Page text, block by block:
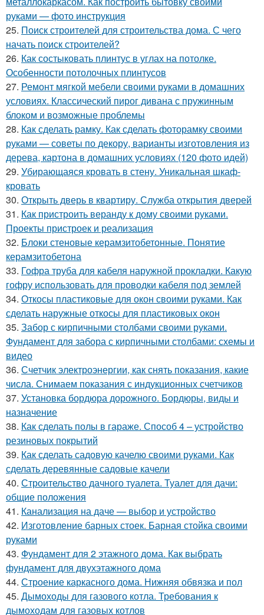
руками — фото инструкция
25. Поиск строителей для строительства дома. С чего
начать поиск строителей?
26. Как состыковать плинтус в углах на потолке.
Особенности потолочных плинтусов
27. Ремонт мягкой мебели своими руками в домашних
условиях. Классический пирог дивана с пружинным
блоком и возможные проблемы
28. Как сделать рамку. Как сделать фоторамку своими
руками — советы по декору, варианты изготовления из
дерева, картона в домашних условиях (120 фото идей)
29. Убирающаяся кровать в стену. Уникальная шкаф-
кровать
30. Открыть дверь в квартиру. Служба открытия дверей
31. Как пристроить веранду к дому своими руками.
Проекты пристроек и реализация
32. Блоки стеновые керамзитобетонные. Понятие
керамзитобетона
33. Гофра труба для кабеля наружной прокладки. Какую
гофру использовать для проводки кабеля под землей
34. Откосы пластиковые для окон своими руками. Как
сделать наружные откосы для пластиковых окон
35. Забор с кирпичными столбами своими руками.
Фундамент для забора с кирпичными столбами: схемы и
видео
36. Счетчик электроэнергии, как снять показания, какие
числа. Снимаем показания с индукционных счетчиков
37. Установка бордюра дорожного. Бордюры, виды и
назначение
38. Как сделать полы в гараже. Способ 4 – устройство
резиновых покрытий
39. Как сделать садовую качелю своими руками. Как
сделать деревянные садовые качели
40. Строительство дачного туалета. Туалет для дачи:
общие положения
41. Канализация на даче — выбор и устройство
42. Изготовление барных стоек. Барная стойка своими
руками
43. Фундамент для 2 этажного дома. Как выбрать
фундамент для двухэтажного дома
44. Строение каркасного дома. Нижняя обвязка и пол
45. Дымоходы для газового котла. Требования к
дымоходам для газовых котлов